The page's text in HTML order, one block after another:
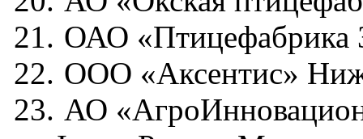
21. ОАО «Птицефабрика
22. ООО «Аксентис»
23. АО